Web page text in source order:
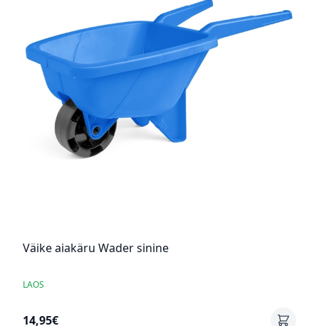
Väike aiakäru Wader sinine
LAOS
14,95€